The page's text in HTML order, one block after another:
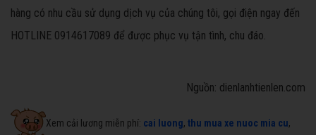
hàng có nhu cầu sử dụng dịch vụ của chúng tôi, gọi điện ngay đến
HOTLINE 0914617089 để được phục vụ tận tình, chu đáo.
Nguồn: dienlanhtienlen.com
Xem cải lương miễn phí: cai luong, thu mua xe nuoc mia cu,